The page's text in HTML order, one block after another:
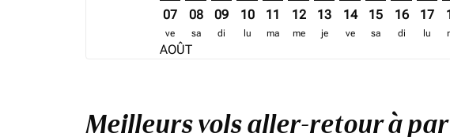
07
ve
AOÛT
08
sa
09
di
10
lu
11
ma
12
me
13
je
14
ve
15
sa
16
di
17
lu
Meilleurs vols aller-retour à